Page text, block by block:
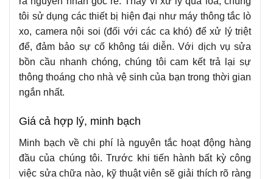
tôi sử dụng các thiết bị hiện đại như máy thông tắc lò
xo, camera nội soi (đối với các ca khó) để xử lý triệt
để, đảm bảo sự cố không tái diễn. Với dịch vụ sửa
bồn cầu nhanh chóng, chúng tôi cam kết trả lại sự
thông thoáng cho nhà vệ sinh của bạn trong thời gian
ngắn nhất.
Giá cả hợp lý, minh bạch
Minh bạch về chi phí là nguyên tắc hoạt động hàng
đầu của chúng tôi. Trước khi tiến hành bất kỳ công
việc sửa chữa nào, kỹ thuật viên sẽ giải thích rõ ràng